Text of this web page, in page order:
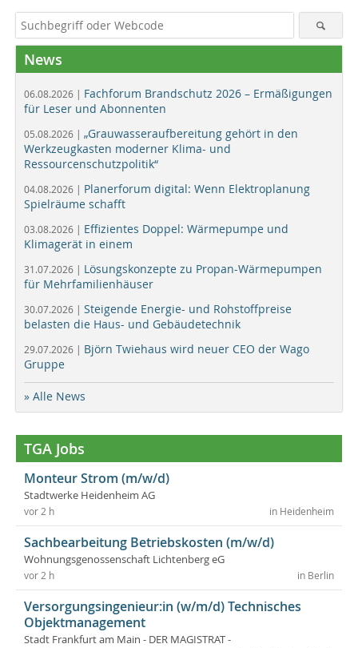
News
06.08.2026 | Fachforum Brandschutz 2026 – Ermäßigungen
für Leser und Abonnenten
05.08.2026 | „Grauwasseraufbereitung gehört in den
Werkzeugkasten moderner Klima- und
Ressourcenschutzpolitik“
04.08.2026 | Planerforum digital: Wenn Elektroplanung
Spielräume schafft
03.08.2026 | Effizientes Doppel: Wärmepumpe und
Klimagerät in einem
31.07.2026 | Lösungskonzepte zu Propan-Wärmepumpen
für Mehrfamilienhäuser
30.07.2026 | Steigende Energie- und Rohstoffpreise
belasten die Haus- und Gebäudetechnik
29.07.2026 | Björn Twiehaus wird neuer CEO der Wago
Gruppe
» Alle News
TGA Jobs
Monteur Strom (m/w/d)
Stadtwerke Heidenheim AG
in Heidenheim
vor 2 h
Sachbearbeitung Betriebskosten (m/w/d)
Wohnungsgenossenschaft Lichtenberg eG
in Berlin
vor 2 h
Versorgungsingenieur:in (w/m/d) Technisches
Objektmanagement
Stadt Frankfurt am Main - DER MAGISTRAT -